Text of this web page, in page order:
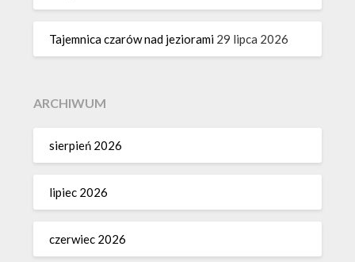
Tajemnica czarów nad jeziorami 29 lipca 2026
ARCHIWUM
sierpień 2026
lipiec 2026
czerwiec 2026